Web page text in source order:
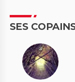
SES